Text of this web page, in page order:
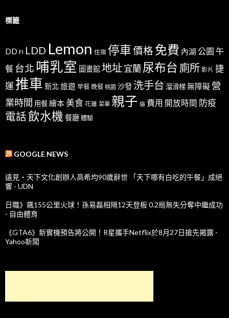
標籤
DD FI LDD Lemon 住宿 停車價格 免費 內湖 公園 午
餐 台北 哺乳室 圖書館地址宜蘭尿布台 廁所 影片 捷
運 推車 新北旅遊 早餐 晚餐 桃園 沙發 洗手台 溜滑梯無障礙 營
業時間 用餐繪本 美食 花蓮 菜單 親子 貓 費用 開放時間 防疫
電話飲水機 餐廳 體驗
GOOGLE NEWS
遠見‧天下文化創辦人高希均90歲辭世 「天下哪有白吃的午餐」成絕
響 - UDN
日職》飆155公里火球！孫易磊相隔12天登板 0.2局無失分奪中繼成功
- 自由體育
《GTA6》新實機預告將公開！R星攜手Netflix於8月27日搶先揭露 -
Yahoo新聞